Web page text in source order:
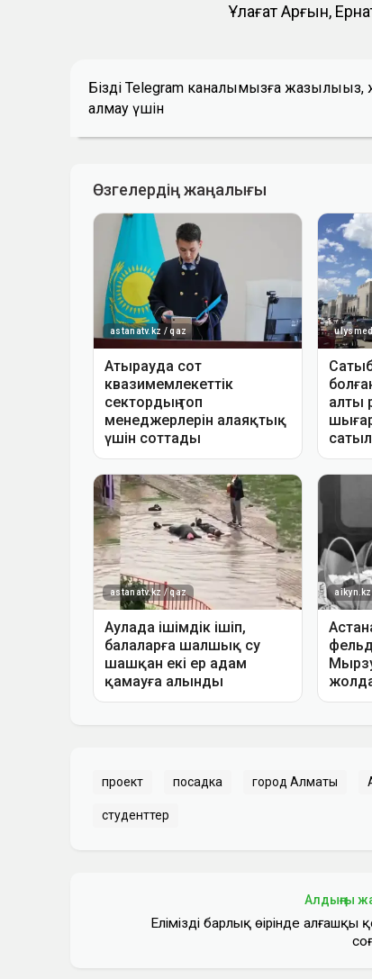
Ұлағат Арғын,
Біздің Telegram каналымызға
алмау үшін
проект посадка город Алматы
студенттер
Алдыңғы
Еліміздің барлық өңірінде алғашқы